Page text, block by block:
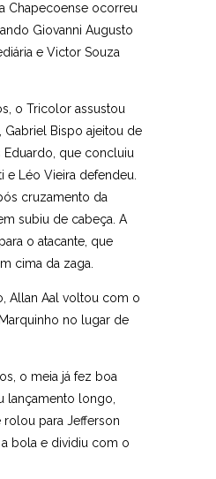
Chapecoense ocorreu
Giovanni Augusto
e Victor Souza
o Tricolor assustou
Gabriel Bispo ajeitou de
Eduardo, que concluiu
e Léo Vieira defendeu.
cruzamento da
subiu de cabeça. A
o atacante, que
cima da zaga.
Allan Aal voltou com o
no lugar de
o meia já fez boa
lançamento longo,
para Jefferson
bola e dividiu com o